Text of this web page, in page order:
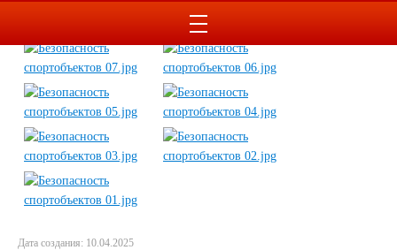
Дата создания: 10.04.2025